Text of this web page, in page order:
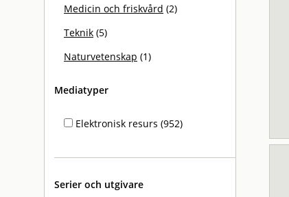
Medicin och friskvård (2)
Teknik (5)
Naturvetenskap (1)
Mediatyper
Elektronisk resurs (952)
Serier och utgivare